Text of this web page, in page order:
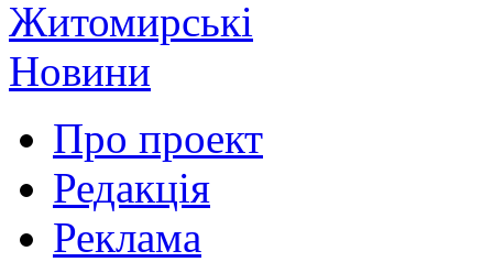
Про проект
Редакція
Реклама